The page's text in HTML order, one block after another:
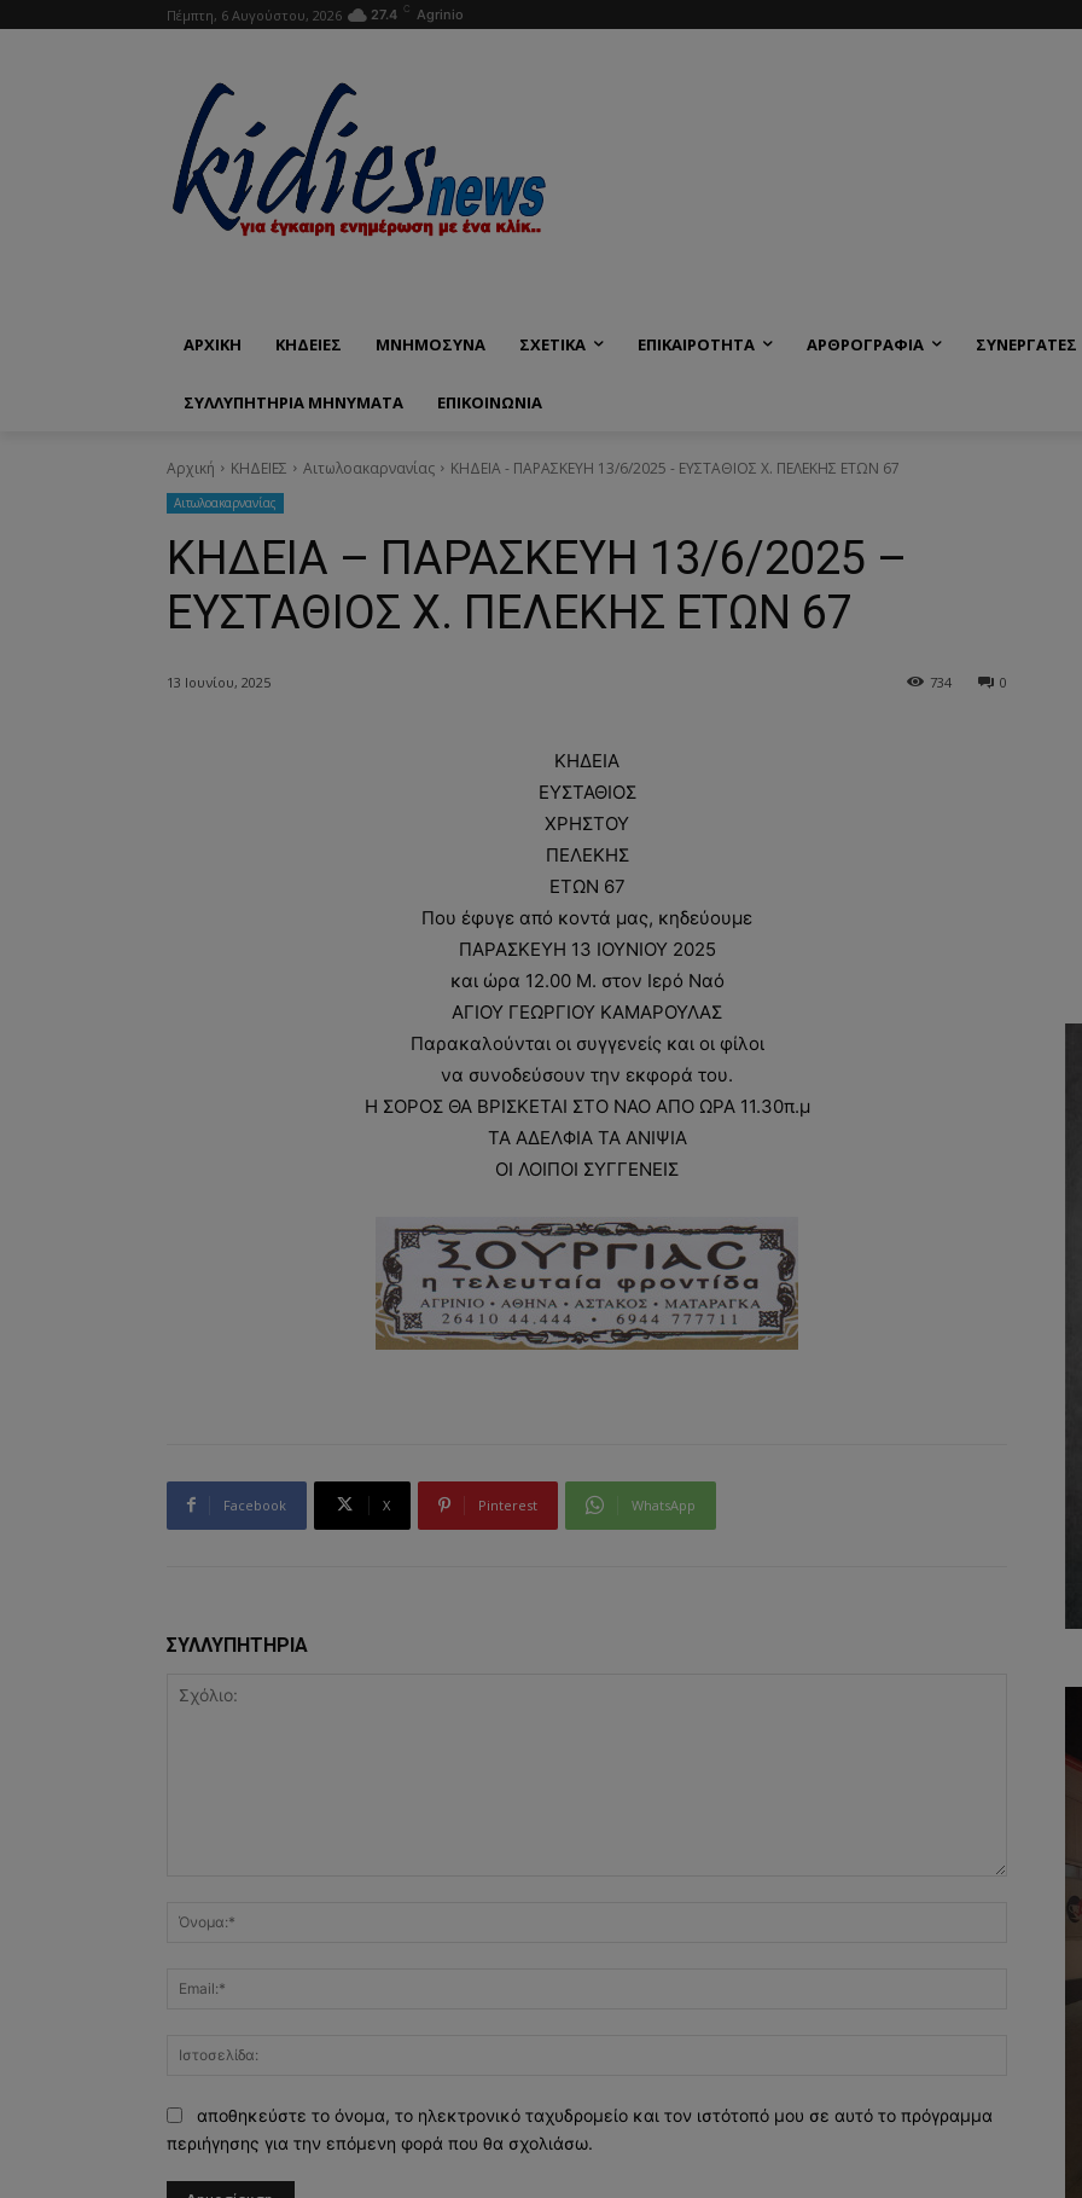
Πέμπτη, 6 Αυγούστου, 2026 27.4 C Agrinio
ΑΡΧΙΚΗ ΚΗΔΕΙΕΣ ΜΝΗΜΟΣΥΝΑ ΣΧΕΤΙΚΑ ΕΠΙΚΑΙΡΟΤΗΤΑ ΑΡΘΡΟΓΡΑΦΙΑ ΣΥΝΕΡΓΑΤΕΣ
ΣΥΛΛΥΠΗΤΗΡΙΑ ΜΗΝΥΜΑΤΑ ΕΠΙΚΟΙΝΩΝΊΑ
Αρχική ΚΗΔΕΙΕΣ Aιτωλοακαρνανίας ΚΗΔΕΙΑ - ΠΑΡΑΣΚΕΥΗ 13/6/2025 - ΕΥΣΤΑΘΙΟΣ Χ. ΠΕΛΕΚΗΣ ΕΤΩΝ 67
Aιτωλοακαρνανίας
ΚΗΔΕΙΑ – ΠΑΡΑΣΚΕΥΗ 13/6/2025 –
ΕΥΣΤΑΘΙΟΣ Χ. ΠΕΛΕΚΗΣ ΕΤΩΝ 67
13 Ιουνίου, 2025 0
734
ΚΗΔΕΙΑ
ΕΥΣΤΑΘΙΟΣ
ΧΡΗΣΤΟΥ
ΠΕΛΕΚΗΣ
ΕΤΩΝ 67
Που έφυγε από κοντά μας, κηδεύουμε
ΠΑΡΑΣΚΕΥΗ 13 ΙΟΥΝΙΟΥ 2025
και ώρα 12.00 Μ. στον Ιερό Ναό
ΑΓΙΟΥ ΓΕΩΡΓΙΟΥ ΚΑΜΑΡΟΥΛΑΣ
Παρακαλούνται οι συγγενείς και οι φίλοι
να συνοδεύσουν την εκφορά του.
Η ΣΟΡΟΣ ΘΑ ΒΡΙΣΚΕΤΑΙ ΣΤΟ ΝΑΟ ΑΠΟ ΩΡΑ 11.30π.μ
ΤΑ ΑΔΕΛΦΙΑ ΤΑ ΑΝΙΨΙΑ
ΟΙ ΛΟΙΠΟΙ ΣΥΓΓΕΝΕΙΣ
Facebook X Pinterest WhatsApp
ΣΥΛΛΥΠΗΤΗΡΙΑ
Όνομα:*
αποθηκεύστε το όνομα, το ηλεκτρονικό ταχυδρομείο και τον ιστότοπό μου σε αυτό το πρόγραμμα
περιήγησης για την επόμενη φορά που θα σχολιάσω.